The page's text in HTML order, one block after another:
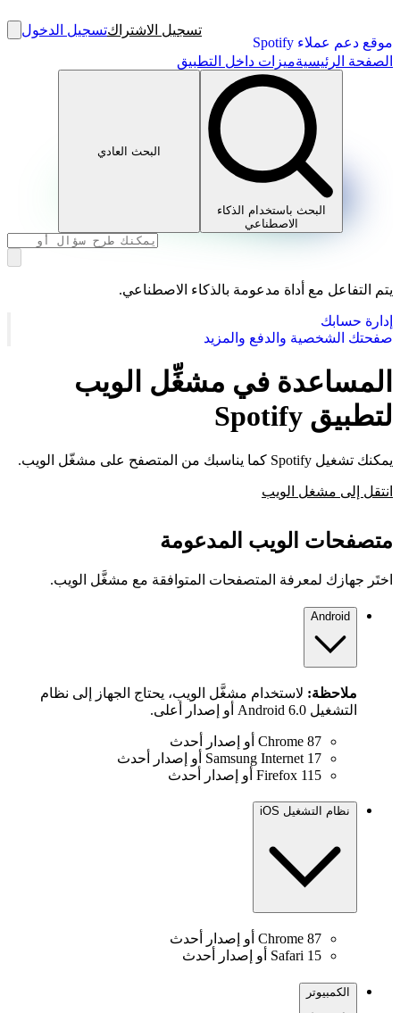
موقع دعم عملاء Spotify
تسجيل الاشتراكتسجيل الدخول
الصفحة الرئيسيةميزات داخل التطبيق
البحث باستخدام الذكاء
الاصطناعي
البحث العادي
يتم التفاعل مع أداة مدعومة بالذكاء الاصطناعي.
إدارة حسابك
صفحتك الشخصية والدفع والمزيد
المساعدة في مشغِّل الويب
لتطبيق Spotify
يمكنك تشغيل Spotify كما يناسبك من المتصفح على مشغّل الويب.
انتقل إلى مشغل الويب
متصفحات الويب المدعومة
اختَر جهازك لمعرفة المتصفحات المتوافقة مع مشغَّل الويب.
Android
ملاحظة: لاستخدام مشغَّل الويب، يحتاج الجهاز إلى نظام
التشغيل Android 6.0 أو إصدار أعلى.
Chrome 87 أو إصدار أحدث
Samsung Internet 17 أو إصدار أحدث
Firefox 115 أو إصدار أحدث
نظام التشغيل iOS
Chrome 87 أو إصدار أحدث
Safari 15 أو إصدار أحدث
الكمبيوتر